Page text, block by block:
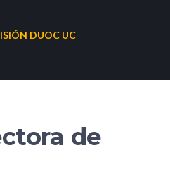
DUOC UC
de